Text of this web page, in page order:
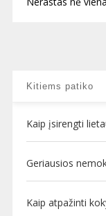
Kitiems patiko
Kaip įsirengti
Geriausios
Kaip atpažinti